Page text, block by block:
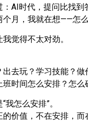
AI时代，提问比找到
月，我就在想——怎
觉得不太对劲。
去玩？学习技能？
时间怎么安排？怎
怎么安排”。
价值，不在安排，而